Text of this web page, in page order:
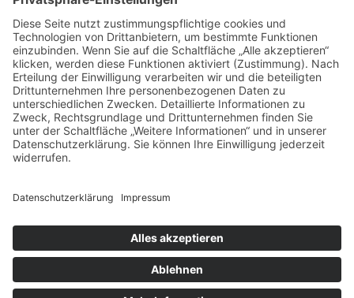
Service
Information
Unsere weiteren Shops
Alle Preise inkl. gesetzl. Mehrwertsteuer zzgl.Versandkosten
und ggf. Nachnahmegebühren, wenn nicht anders
angegeben.